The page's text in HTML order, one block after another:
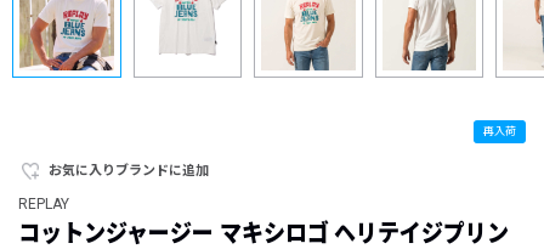
再入荷
お気に入りブランドに追加
REPLAY
コットンジャージー マキシロゴ ヘリテイジプリン